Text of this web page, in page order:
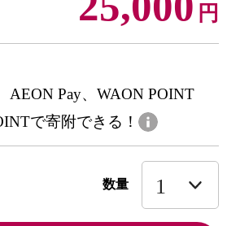
円
AEON Pay、WAON POINT
で寄附できる！
数量